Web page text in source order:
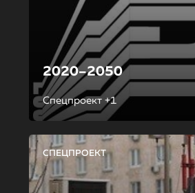
2020–2050
Спецпроект +1
СПЕЦПРОЕКТ